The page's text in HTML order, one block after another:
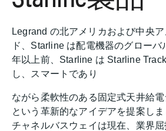
Legrand の北アメリカおよび中央
ド、Starline は配電機器のグロー
年以上前、Starline は Starline
し、スマートであり
ながら柔軟性のある固定式天井給
という革新的なアイデアを提案し
チャネルバスウェイは現在、業界